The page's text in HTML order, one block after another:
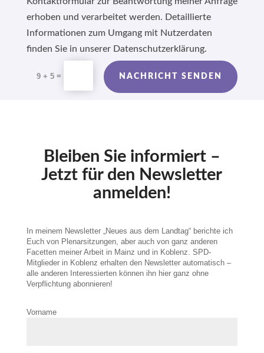
erhoben und verarbeitet werden. Detaillierte
Informationen zum Umgang mit Nutzerdaten
finden Sie in unserer Datenschutzerklärung.
9 + 5 = NACHRICHT SENDEN
Bleiben Sie informiert –
Jetzt für den Newsletter
anmelden!
In meinem Newsletter „Neues aus dem Landtag“ berichte ich
Euch von Plenarsitzungen, aber auch von ganz anderen
Facetten meiner Arbeit in Mainz und in Koblenz. SPD-
Mitglieder in Koblenz erhalten den Newsletter automatisch –
alle anderen Interessierten können ihn hier ganz ohne
Verpflichtung abonnieren!
Vorname